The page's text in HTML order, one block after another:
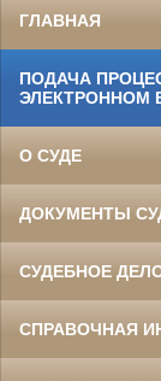
ГЛАВНАЯ
ПОДАЧА
ЭЛЕКТРОННОМ
О СУДЕ
ДОКУМЕНТЫ
СУДЕБНОЕ
СПРАВОЧНАЯ